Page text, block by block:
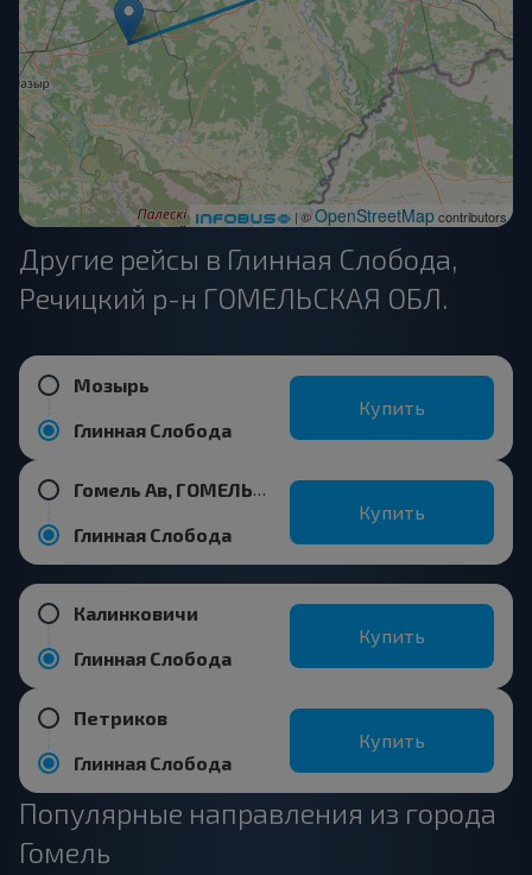
| ©OpenStreetMapcontributors
Другие рейсы в Глинная Слобода,
Речицкий р-н ГОМЕЛЬСКАЯ ОБЛ.
Мозырь
Глинная Слобода
Купить
Гомель Ав, ГОМЕЛЬ ГОМЕЛЬСКАЯ ОБЛ. Беларусь
Глинная Слобода
Купить
Калинковичи
Глинная Слобода
Купить
Петриков
Глинная Слобода
Купить
Популярные направления из города
Гомель